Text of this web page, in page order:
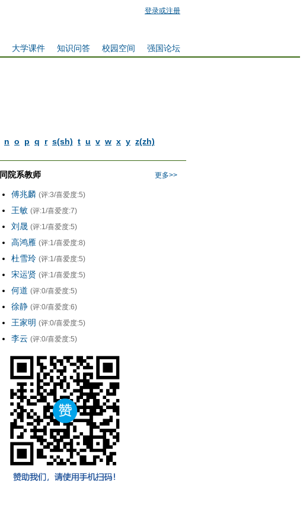
登录或注册
强国论坛
校园空间
知识问答
大学课件
n o p q r s(sh) t u v w x y z(zh)
更多>>
同院系教师
傅兆麟 (评:3/喜爱度:5)
王敏 (评:1/喜爱度:7)
刘晟 (评:1/喜爱度:5)
高鸿雁 (评:1/喜爱度:8)
杜雪玲 (评:1/喜爱度:5)
宋运贤 (评:1/喜爱度:5)
何道 (评:0/喜爱度:5)
徐静 (评:0/喜爱度:6)
王家明 (评:0/喜爱度:5)
李云 (评:0/喜爱度:5)